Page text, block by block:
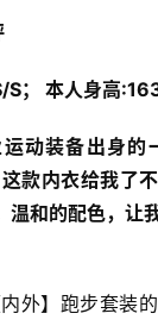
； 本人身高
装备出身的一
款内衣给我了
温和的配色，让
】跑步套装的